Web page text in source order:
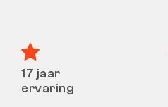
17 jaar
ervaring